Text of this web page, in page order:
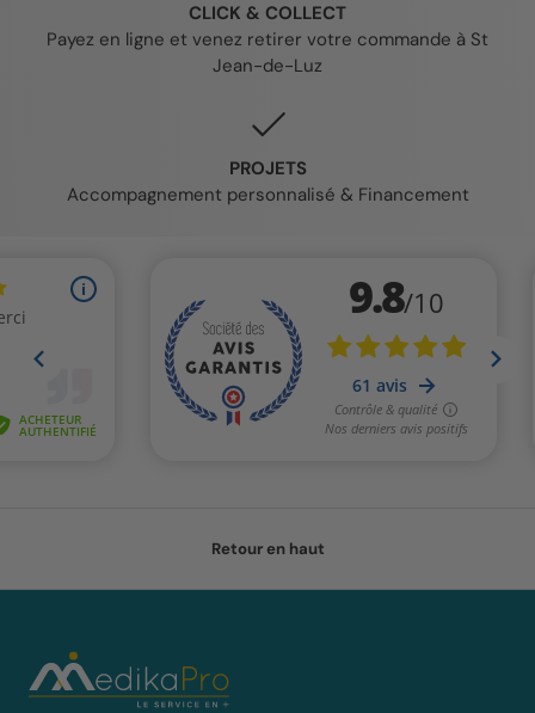
CLICK & COLLECT
Payez en ligne et venez retirer votre commande à St
Jean-de-Luz
PROJETS
Accompagnement personnalisé & Financement
Retour en haut